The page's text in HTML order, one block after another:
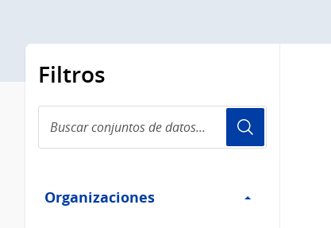
Filtros
conjuntos
de
Organizaciones
Organizaciones